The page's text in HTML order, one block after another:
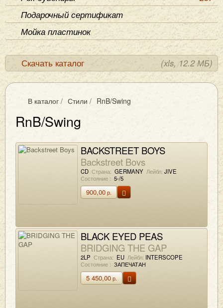
Подарочный сертификат
Мойка пластинок
Скачать каталог (xls, 12.2 МБ)
В каталог / Стили / RnB/Swing
RnB/Swing
BACKSTREET BOYS
Backstreet Boys
CD Страна: GERMANY Лейбл: JIVE
Состояние : 5-/5
900,00р.
BLACK EYED PEAS
BRIDGING THE GAP
2LP Страна: EU Лейбл: INTERSCOPE
Состояние : ЗАПЕЧАТАН
5 450,00р.